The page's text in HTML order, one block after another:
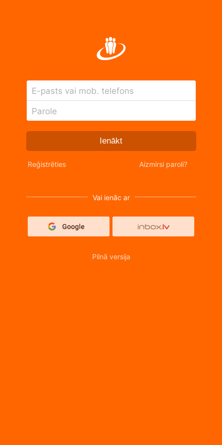
E-pasts vai mob. telefons
Parole
Ienākt
Reģistrēties Aizmirsi paroli?
Vai ienāc ar
Pilnā versija